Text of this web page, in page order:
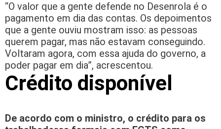
“O valor que a gente defende no Desenrola é o
pagamento em dia das contas. Os depoimentos
que a gente ouviu mostram isso: as pessoas
querem pagar, mas não estavam conseguindo.
Voltaram agora, com essa ajuda do governo, a
poder pagar em dia”, acrescentou.
Crédito disponível
De acordo com o ministro, o crédito para os